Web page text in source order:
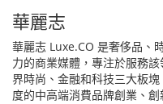
華麗志
華麗志 Luxe.CO 是奢侈品、
力的商業媒體，專注於服務
界時尚、金融和科技三大板
度的中高端消費品牌創業、